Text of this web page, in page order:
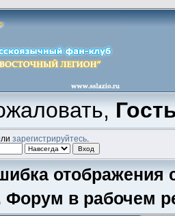
зарегистрируйтесь
отображения
Форум в рабочем